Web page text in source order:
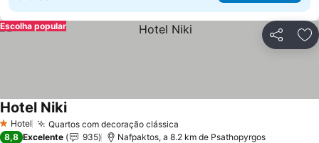
Partilhar
Escolha popular
1 Estrelas
Hotel Quartos com decoração clássica
Hotel NikiVer preços
8,8 Excelente 935 Nafpaktos, a 8.2 km de Psathopyrgos